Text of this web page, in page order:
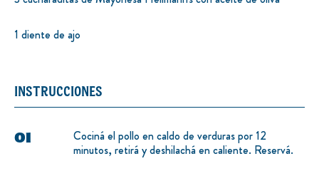
1 diente de ajo
INSTRUCCIONES
Cociná el pollo en caldo de verduras por 12
minutos, retirá y deshilachá en caliente. Reservá.